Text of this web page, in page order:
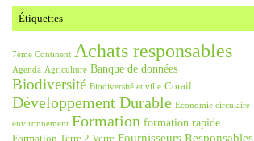
Étiquettes
7ème Continent Achats responsables
Agenda Agriculture Banque de données
Biodiversité Biodiversité et ville Corail
Développement Durable Economie circulaire
environnement Formation formation rapide
Formation Terre 2 Verre Fournisseurs Responsables